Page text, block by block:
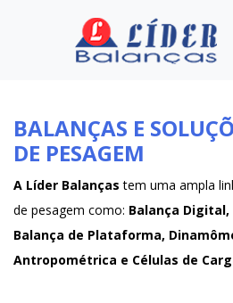
BALANÇAS E
DE PESAGEM
A Líder Balanças tem uma ampla
de pesagem como: Balança Digital,
Balança de Plataforma,
Antropométrica e Células de